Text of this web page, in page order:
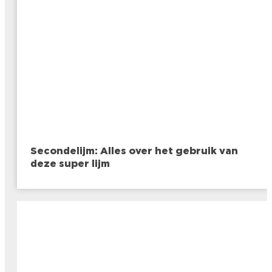
Secondelijm: Alles over het gebruik van
deze super lijm